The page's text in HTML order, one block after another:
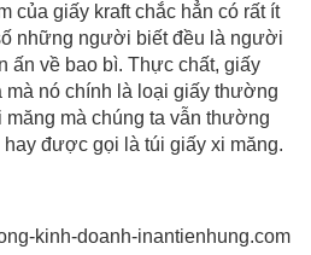
của giấy kraft chắc hẳn có rất ít
những người biết đều là người
ấn về bao bì. Thực chất, giấy
mà nó chính là loại giấy thường
mà chúng ta vẫn thường
được gọi là túi giấy xi măng.